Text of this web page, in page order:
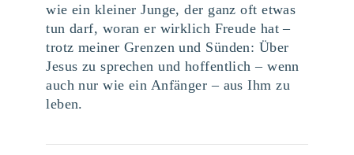
wie ein kleiner Junge, der ganz oft etwas
tun darf, woran er wirklich Freude hat –
trotz meiner Grenzen und Sünden: Über
Jesus zu sprechen und hoffentlich – wenn
auch nur wie ein Anfänger – aus Ihm zu
leben.